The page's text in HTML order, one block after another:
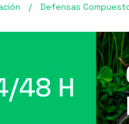
/ Defensas